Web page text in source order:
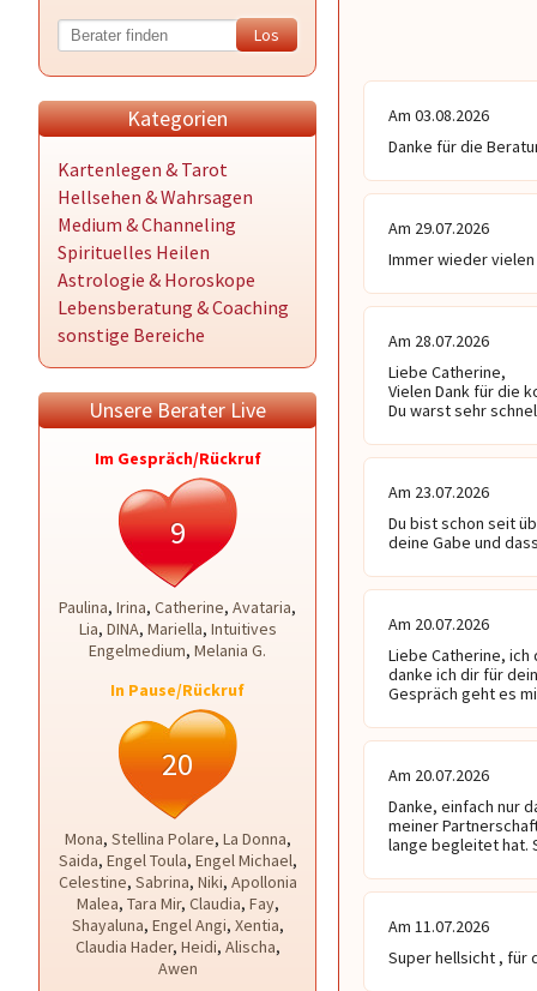
Kategorien
Kartenlegen & Tarot
Hellsehen & Wahrsagen
Medium & Channeling
Spirituelles Heilen
Astrologie & Horoskope
Lebensberatung & Coaching
sonstige Bereiche
Unsere Berater Live
Im Gespräch/Rückruf
9
Paulina, Irina, Catherine, Avataria,
Lia, DINA, Mariella, Intuitives
Engelmedium, Melania G.
In Pause/Rückruf
20
Mona, Stellina Polare, La Donna,
Saida, Engel Toula, Engel Michael,
Celestine, Sabrina, Niki, Apollonia
Malea, Tara Mir, Claudia, Fay,
Shayaluna, Engel Angi, Xentia,
Claudia Hader, Heidi, Alischa,
Awen
Am 03.08.2026
Danke für die
Am 29.07.2026
Immer wieder vielen
Am 28.07.2026
Liebe Catherine,
Vielen Dank für die
Du warst sehr
Am 23.07.2026
Du bist schon seit
deine Gabe und
Am 20.07.2026
Liebe Catherine,
danke ich dir für
Gespräch geht es
Am 20.07.2026
Danke, einfach nur
meiner
lange begleitet hat.
Am 11.07.2026
Super hellsicht , für